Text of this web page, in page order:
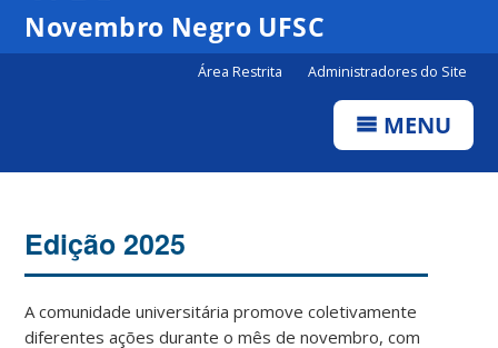
Novembro Negro UFSC
Área Restrita Administradores do Site
MENU
Edição 2025
A comunidade universitária promove coletivamente
diferentes ações durante o mês de novembro, com